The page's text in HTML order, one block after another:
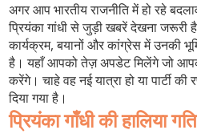
अगर आप भारतीय राजनीति में हो रहे
प्रियंका गांधी से जुड़ी खबरें देखना जरूरी
कार्यक्रम, बयानों और कांग्रेस में उनकी
है। यहाँ आपको तेज़ अपडेट मिलेंगे जो
करेंगे। चाहे वह नई यात्रा हो या पार्टी
दिया गया है।
प्रियंका गाँधी की हालिया